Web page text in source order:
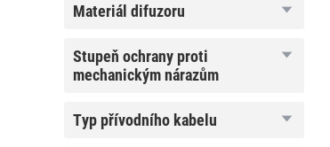
materiál
materiál difuzoru
stupeň
ochrany proti
mechanickým
stupeň ochrany proti
mechanickým nárazům
typ
přívodního
typ přívodního kabelu